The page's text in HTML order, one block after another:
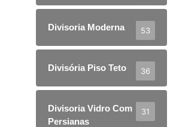
Divisoria Moderna 53
Divisória Piso Teto 36
Divisoria Vidro Com
Persianas
31